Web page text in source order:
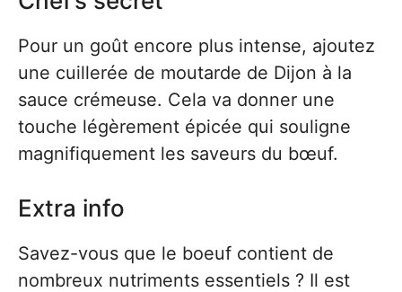
Pour un goût encore plus intense, ajoutez
une cuillerée de moutarde de Dijon à la
sauce crémeuse. Cela va donner une
touche légèrement épicée qui souligne
magnifiquement les saveurs du bœuf.
Extra info
Savez-vous que le boeuf contient de
nombreux nutriments essentiels ? Il est